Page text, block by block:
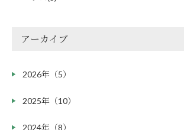
アーカイブ
2026年（5）
2025年（10）
2024年（8）